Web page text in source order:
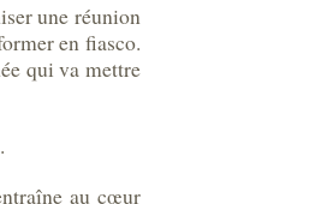
une réunion
en fiasco.
qui va mettre
au cœur